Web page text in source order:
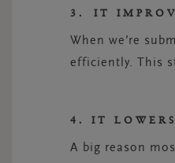
3. IT
When we’re
efficiently. This
4. IT LOWERS
A big reason